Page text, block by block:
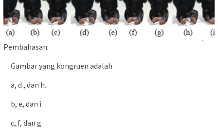
Pembahasan:
Gambar yang kongruen adalah
a, d , dan h.
b, e, dan i
c, f, dan g